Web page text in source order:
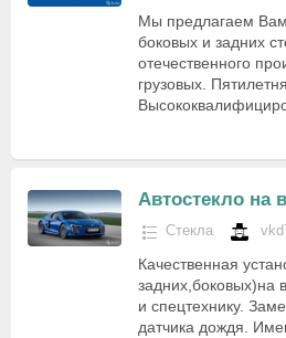
Мы предлагаем
боковых и задних
отечественного
грузовых.
Автостекло на
Стекла
Качественная
задних,боковых)на
и спецтехнику.
датчика дождя.